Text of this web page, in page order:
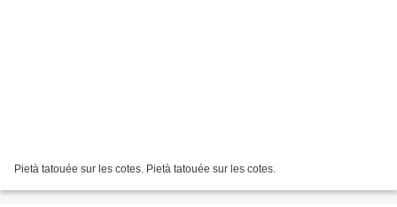
Pietà tatouée sur les cotes. Pietà tatouée sur les cotes.